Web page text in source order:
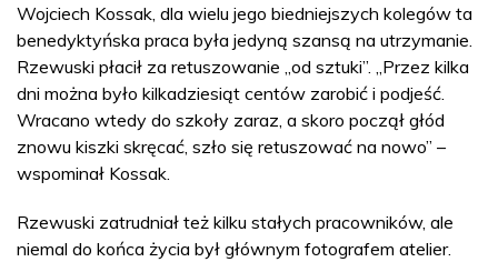
Wojciech Kossak, dla wielu jego biedniejszych kolegów ta
benedyktyńska praca była jedyną szansą na utrzymanie.
Rzewuski płacił za retuszowanie „od sztuki”. „Przez kilka
dni można było kilkadziesiąt centów zarobić i podjeść.
Wracano wtedy do szkoły zaraz, a skoro począł głód
znowu kiszki skręcać, szło się retuszować na nowo” –
wspominał Kossak.
Rzewuski zatrudniał też kilku stałych pracowników, ale
niemal do końca życia był głównym fotografem atelier.